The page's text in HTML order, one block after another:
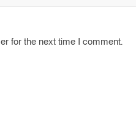
for the next time I comment.